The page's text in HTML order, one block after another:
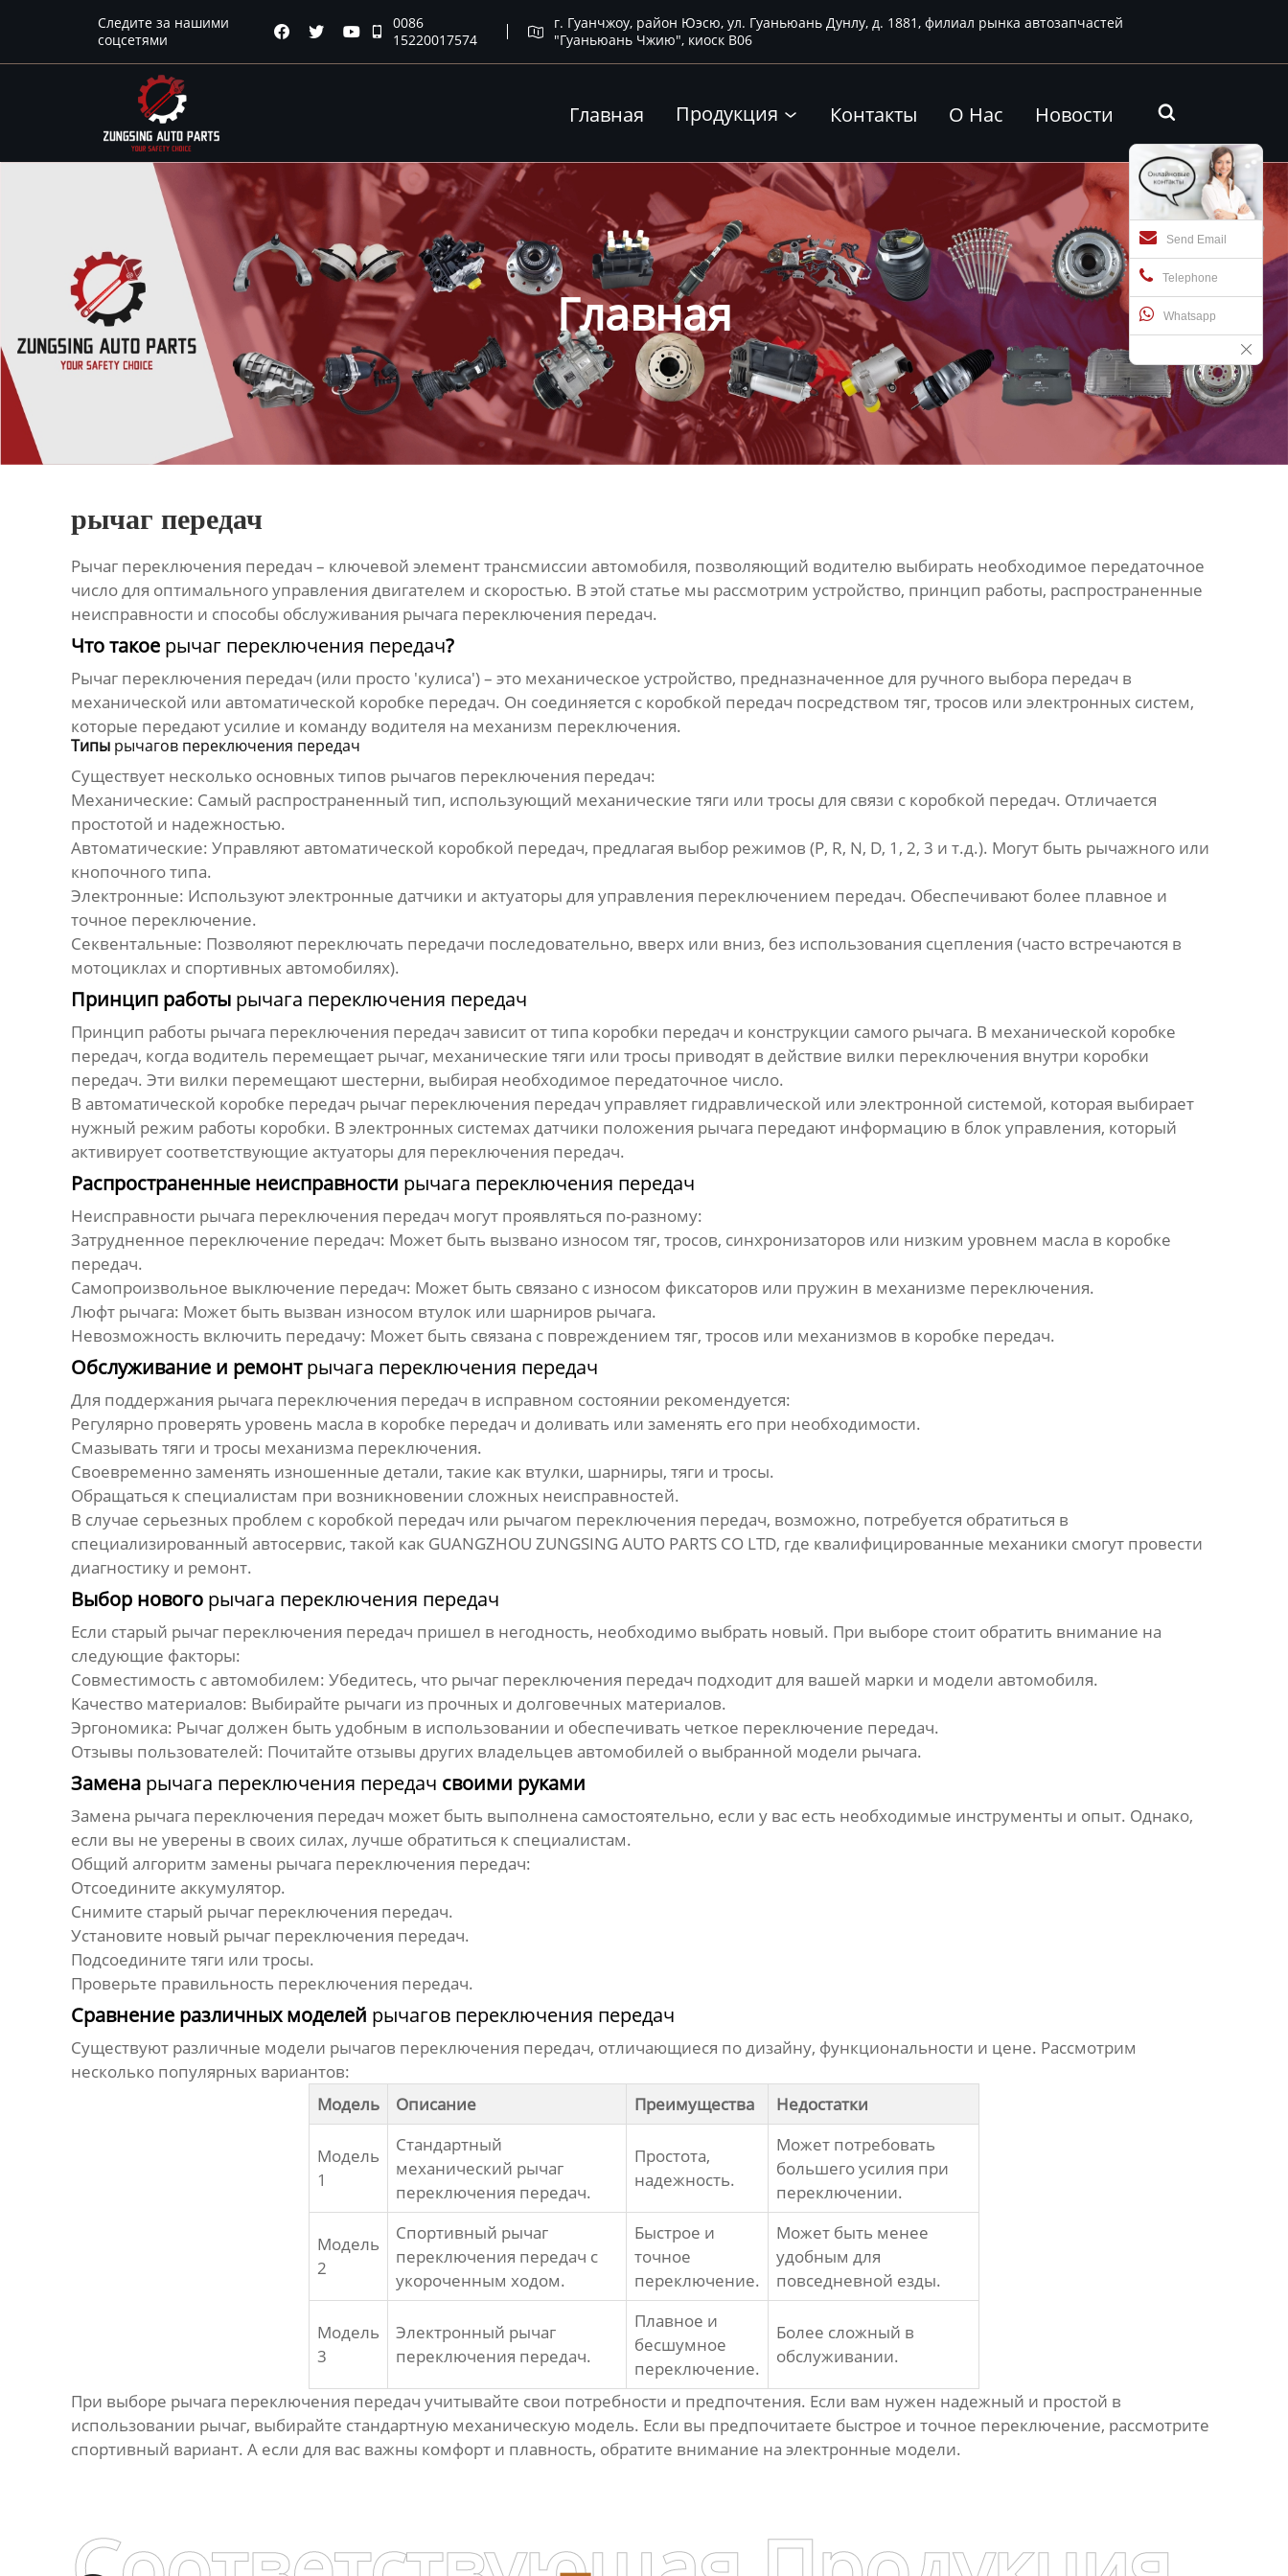
Следите за нашими
соцсетями
   
0086
15220017574

г. Гуанчжоу, район Юэсю, ул. Гуаньюань Дунлу, д. 1881, филиал рынка автозапчастей
"Гуаньюань Чжию", киоск B06
Главная Продукция  Контакты О Нас Новости 
Send Email
Telephone
Whatsapp
Главная
рычаг передач
Рычаг переключения передач – ключевой элемент трансмиссии автомобиля, позволяющий водителю выбирать необходимое передаточное
число для оптимального управления двигателем и скоростью. В этой статье мы рассмотрим устройство, принцип работы, распространенные
неисправности и способы обслуживания рычага переключения передач.
Что такое рычаг переключения передач?
Рычаг переключения передач (или просто 'кулиса') – это механическое устройство, предназначенное для ручного выбора передач в
механической или автоматической коробке передач. Он соединяется с коробкой передач посредством тяг, тросов или электронных систем,
которые передают усилие и команду водителя на механизм переключения.
Типы рычагов переключения передач
Существует несколько основных типов рычагов переключения передач:
Механические: Самый распространенный тип, использующий механические тяги или тросы для связи с коробкой передач. Отличается
простотой и надежностью.
Автоматические: Управляют автоматической коробкой передач, предлагая выбор режимов (P, R, N, D, 1, 2, 3 и т.д.). Могут быть рычажного или
кнопочного типа.
Электронные: Используют электронные датчики и актуаторы для управления переключением передач. Обеспечивают более плавное и
точное переключение.
Секвентальные: Позволяют переключать передачи последовательно, вверх или вниз, без использования сцепления (часто встречаются в
мотоциклах и спортивных автомобилях).
Принцип работы рычага переключения передач
Принцип работы рычага переключения передач зависит от типа коробки передач и конструкции самого рычага. В механической коробке
передач, когда водитель перемещает рычаг, механические тяги или тросы приводят в действие вилки переключения внутри коробки
передач. Эти вилки перемещают шестерни, выбирая необходимое передаточное число.
В автоматической коробке передач рычаг переключения передач управляет гидравлической или электронной системой, которая выбирает
нужный режим работы коробки. В электронных системах датчики положения рычага передают информацию в блок управления, который
активирует соответствующие актуаторы для переключения передач.
Распространенные неисправности рычага переключения передач
Неисправности рычага переключения передач могут проявляться по-разному:
Затрудненное переключение передач: Может быть вызвано износом тяг, тросов, синхронизаторов или низким уровнем масла в коробке
передач.
Самопроизвольное выключение передач: Может быть связано с износом фиксаторов или пружин в механизме переключения.
Люфт рычага: Может быть вызван износом втулок или шарниров рычага.
Невозможность включить передачу: Может быть связана с повреждением тяг, тросов или механизмов в коробке передач.
Обслуживание и ремонтрычага переключения передач
Для поддержания рычага переключения передач в исправном состоянии рекомендуется:
Регулярно проверять уровень масла в коробке передач и доливать или заменять его при необходимости.
Смазывать тяги и тросы механизма переключения.
Своевременно заменять изношенные детали, такие как втулки, шарниры, тяги и тросы.
Обращаться к специалистам при возникновении сложных неисправностей.
В случае серьезных проблем с коробкой передач или рычагом переключения передач, возможно, потребуется обратиться в
специализированный автосервис, такой как GUANGZHOU ZUNGSING AUTO PARTS CO LTD, где квалифицированные механики смогут провести
диагностику и ремонт.
Выбор нового рычага переключения передач
Если старый рычаг переключения передач пришел в негодность, необходимо выбрать новый. При выборе стоит обратить внимание на
следующие факторы:
Совместимость с автомобилем: Убедитесь, что рычаг переключения передач подходит для вашей марки и модели автомобиля.
Качество материалов: Выбирайте рычаги из прочных и долговечных материалов.
Эргономика: Рычаг должен быть удобным в использовании и обеспечивать четкое переключение передач.
Отзывы пользователей: Почитайте отзывы других владельцев автомобилей о выбранной модели рычага.
Замена рычага переключения передач своими руками
Замена рычага переключения передач может быть выполнена самостоятельно, если у вас есть необходимые инструменты и опыт. Однако,
если вы не уверены в своих силах, лучше обратиться к специалистам.
Общий алгоритм замены рычага переключения передач:
Отсоедините аккумулятор.
Снимите старый рычаг переключения передач.
Установите новый рычаг переключения передач.
Подсоедините тяги или тросы.
Проверьте правильность переключения передач.
Сравнение различных моделей рычагов переключения передач
Существуют различные модели рычагов переключения передач, отличающиеся по дизайну, функциональности и цене. Рассмотрим
несколько популярных вариантов:
Модель
Описание Преимущества Недостатки
Модель
1
Стандартный
механический рычаг
переключения передач.
Простота,
надежность.
Может потребовать
большего усилия при
переключении.
Модель
2
Спортивный рычаг
переключения передач с
укороченным ходом.
Быстрое и
точное
переключение.
Может быть менее
удобным для
повседневной езды.
Модель
3
Электронный рычаг
переключения передач.
Плавное и
бесшумное
переключение.
Более сложный в
обслуживании.
При выборе рычага переключения передач учитывайте свои потребности и предпочтения. Если вам нужен надежный и простой в
использовании рычаг, выбирайте стандартную механическую модель. Если вы предпочитаете быстрое и точное переключение, рассмотрите
спортивный вариант. А если для вас важны комфорт и плавность, обратите внимание на электронные модели.